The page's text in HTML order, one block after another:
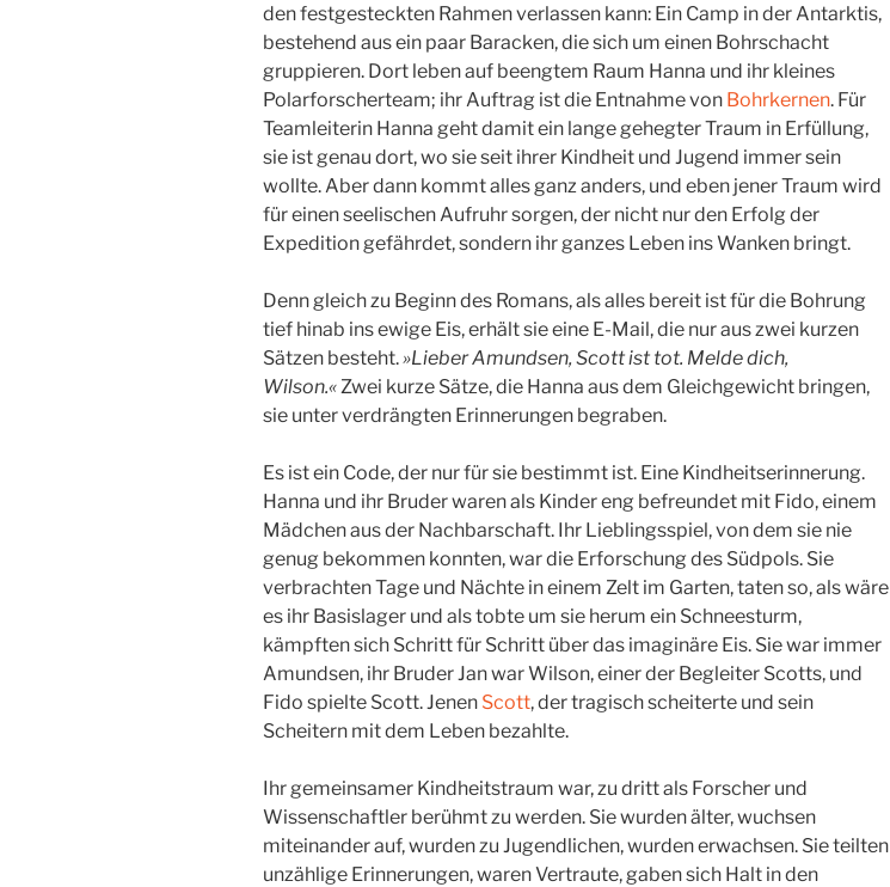
den festgesteckten Rahmen verlassen kann: Ein Camp in der Antarktis,
bestehend aus ein paar Baracken, die sich um einen Bohrschacht
gruppieren. Dort leben auf beengtem Raum Hanna und ihr kleines
Polarforscherteam; ihr Auftrag ist die Entnahme von Bohrkernen. Für
Teamleiterin Hanna geht damit ein lange gehegter Traum in Erfüllung,
sie ist genau dort, wo sie seit ihrer Kindheit und Jugend immer sein
wollte. Aber dann kommt alles ganz anders, und eben jener Traum wird
für einen seelischen Aufruhr sorgen, der nicht nur den Erfolg der
Expedition gefährdet, sondern ihr ganzes Leben ins Wanken bringt.
Denn gleich zu Beginn des Romans, als alles bereit ist für die Bohrung
tief hinab ins ewige Eis, erhält sie eine E-Mail, die nur aus zwei kurzen
Sätzen besteht.»Lieber Amundsen, Scott ist tot. Melde dich,
Wilson.« Zwei kurze Sätze, die Hanna aus dem Gleichgewicht bringen,
sie unter verdrängten Erinnerungen begraben.
Es ist ein Code, der nur für sie bestimmt ist. Eine Kindheitserinnerung.
Hanna und ihr Bruder waren als Kinder eng befreundet mit Fido, einem
Mädchen aus der Nachbarschaft. Ihr Lieblingsspiel, von dem sie nie
genug bekommen konnten, war die Erforschung des Südpols. Sie
verbrachten Tage und Nächte in einem Zelt im Garten, taten so, als wäre
es ihr Basislager und als tobte um sie herum ein Schneesturm,
kämpften sich Schritt für Schritt über das imaginäre Eis. Sie war immer
Amundsen, ihr Bruder Jan war Wilson, einer der Begleiter Scotts, und
Fido spielte Scott. Jenen Scott, der tragisch scheiterte und sein
Scheitern mit dem Leben bezahlte.
Ihr gemeinsamer Kindheitstraum war, zu dritt als Forscher und
Wissenschaftler berühmt zu werden. Sie wurden älter, wuchsen
miteinander auf, wurden zu Jugendlichen, wurden erwachsen. Sie teilten
unzählige Erinnerungen, waren Vertraute, gaben sich Halt in den